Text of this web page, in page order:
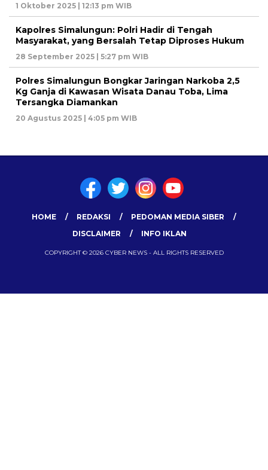
1 Oktober 2025 | 12:13 pm WIB
Kapolres Simalungun: Polri Hadir di Tengah
Masyarakat, yang Bersalah Tetap Diproses Hukum
28 September 2025 | 5:27 pm WIB
Polres Simalungun Bongkar Jaringan Narkoba 2,5
Kg Ganja di Kawasan Wisata Danau Toba, Lima
Tersangka Diamankan
20 Agustus 2025 | 4:05 pm WIB
HOME REDAKSI
PEDOMAN MEDIA SIBER
DISCLAIMER
INFO IKLAN
COPYRIGHT © 2026 CYBER NEWS - ALL RIGHTS RESERVED